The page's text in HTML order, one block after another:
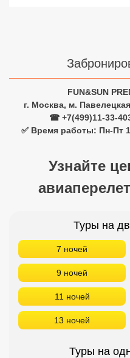
FUN&SUN
г. Москва, м.
☎ +7(499)11-33-
✅ Время работы: Пн-Пт
Узнайте
Туры на
7 ночей
9 ночей
11 ночей
13 ночей
Туры на
Сетевые отели Мальдив
Сетевые отели Сейшел
Сетевые отели Маврикия